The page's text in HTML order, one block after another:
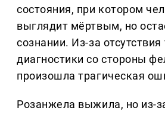
состояния, при котором
выглядит мёртвым, но
сознании. Из-за
диагностики со стороны
произошла трагическая
Розанжела выжила, но из-